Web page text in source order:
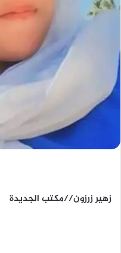
زهير زرزون//مكتب الجديدة